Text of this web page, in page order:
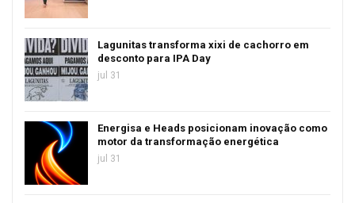
Lagunitas transforma xixi de cachorro em
desconto para IPA Day
jul 31
Energisa e Heads posicionam inovação como
motor da transformação energética
jul 31